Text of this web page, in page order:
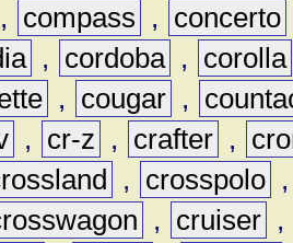
, compass , concerto
, cordoba ,
corolla
, cougar ,
, cr-z , crafter ,
, crosspolo
, cruiser ,